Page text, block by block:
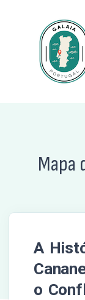
Mapa
A
o